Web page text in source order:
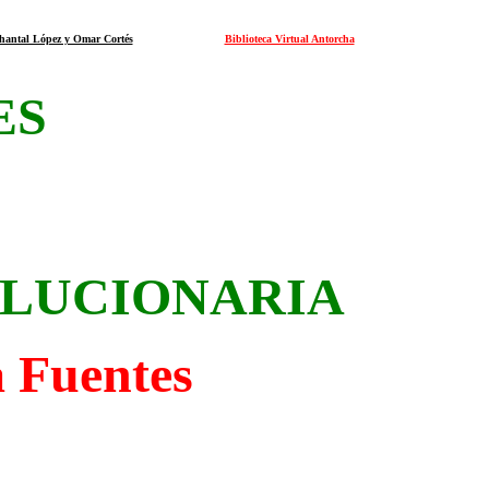
López y Omar Cortés Biblioteca Virtual Antorcha